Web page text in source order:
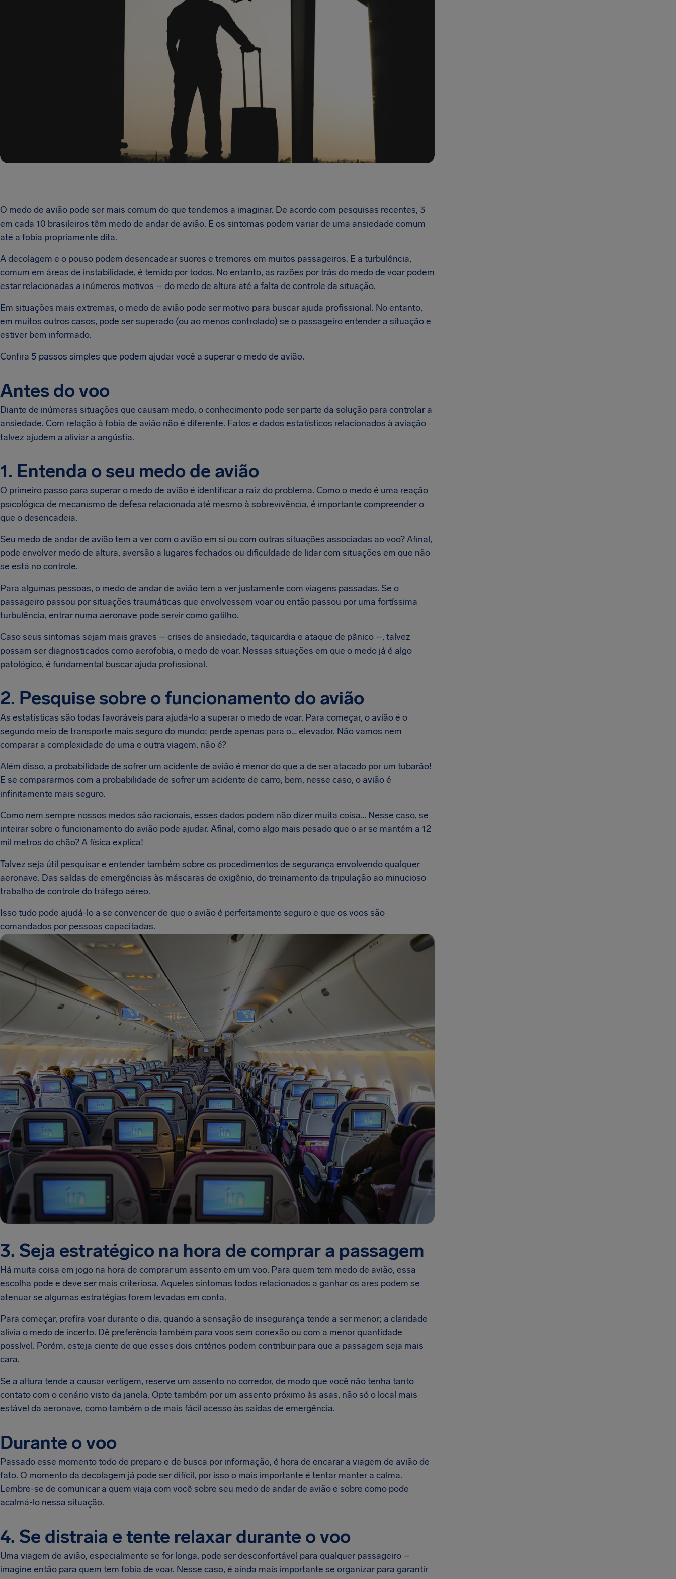
O medo de avião pode ser mais comum do que tendemos a imaginar. De acordo com pesquisas recentes, 3
em cada 10 brasileiros têm medo de andar de avião. E os sintomas podem variar de uma ansiedade comum
até a fobia propriamente dita.
A decolagem e o pouso podem desencadear suores e tremores em muitos passageiros. E a turbulência,
comum em áreas de instabilidade, é temido por todos. No entanto, as razões por trás do medo de voar podem
estar relacionadas a inúmeros motivos – do medo de altura até a falta de controle da situação.
Em situações mais extremas, o medo de avião pode ser motivo para buscar ajuda profissional. No entanto,
em muitos outros casos, pode ser superado (ou ao menos controlado) se o passageiro entender a situação e
estiver bem informado.
Confira 5 passos simples que podem ajudar você a superar o medo de avião.
Antes do voo
Diante de inúmeras situações que causam medo, o conhecimento pode ser parte da solução para controlar a
ansiedade. Com relação à fobia de avião não é diferente. Fatos e dados estatísticos relacionados à aviação
talvez ajudem a aliviar a angústia.
1. Entenda o seu medo de avião
O primeiro passo para superar o medo de avião é identificar a raiz do problema. Como o medo é uma reação
psicológica de mecanismo de defesa relacionada até mesmo à sobrevivência, é importante compreender o
que o desencadeia.
Seu medo de andar de avião tem a ver com o avião em si ou com outras situações associadas ao voo? Afinal,
pode envolver medo de altura, aversão a lugares fechados ou dificuldade de lidar com situações em que não
se está no controle.
Para algumas pessoas, o medo de andar de avião tem a ver justamente com viagens passadas. Se o
passageiro passou por situações traumáticas que envolvessem voar ou então passou por uma fortíssima
turbulência, entrar numa aeronave pode servir como gatilho.
Caso seus sintomas sejam mais graves – crises de ansiedade, taquicardia e ataque de pânico –, talvez
possam ser diagnosticados como aerofobia, o medo de voar. Nessas situações em que o medo já é algo
patológico, é fundamental buscar ajuda profissional.
2. Pesquise sobre o funcionamento do avião
As estatísticas são todas favoráveis para ajudá-lo a superar o medo de voar. Para começar, o avião é o
segundo meio de transporte mais seguro do mundo; perde apenas para o… elevador. Não vamos nem
comparar a complexidade de uma e outra viagem, não é?
Além disso, a probabilidade de sofrer um acidente de avião é menor do que a de ser atacado por um tubarão!
E se compararmos com a probabilidade de sofrer um acidente de carro, bem, nesse caso, o avião é
infinitamente mais seguro.
Como nem sempre nossos medos são racionais, esses dados podem não dizer muita coisa… Nesse caso, se
inteirar sobre o funcionamento do avião pode ajudar. Afinal, como algo mais pesado que o ar se mantém a 12
mil metros do chão? A física explica!
Talvez seja útil pesquisar e entender também sobre os procedimentos de segurança envolvendo qualquer
aeronave. Das saídas de emergências às máscaras de oxigênio, do treinamento da tripulação ao minucioso
trabalho de controle do tráfego aéreo.
Isso tudo pode ajudá-lo a se convencer de que o avião é perfeitamente seguro e que os voos são
comandados por pessoas capacitadas.
3. Seja estratégico na hora de comprar a passagem
Há muita coisa em jogo na hora de comprar um assento em um voo. Para quem tem medo de avião, essa
escolha pode e deve ser mais criteriosa. Aqueles sintomas todos relacionados a ganhar os ares podem se
atenuar se algumas estratégias forem levadas em conta.
Para começar, prefira voar durante o dia, quando a sensação de insegurança tende a ser menor; a claridade
alivia o medo de incerto. Dê preferência também para voos sem conexão ou com a menor quantidade
possível. Porém, esteja ciente de que esses dois critérios podem contribuir para que a passagem seja mais
cara.
Se a altura tende a causar vertigem, reserve um assento no corredor, de modo que você não tenha tanto
contato com o cenário visto da janela. Opte também por um assento próximo às asas, não só o local mais
estável da aeronave, como também o de mais fácil acesso às saídas de emergência.
Durante o voo
Passado esse momento todo de preparo e de busca por informação, é hora de encarar a viagem de avião de
fato. O momento da decolagem já pode ser difícil, por isso o mais importante é tentar manter a calma.
Lembre-se de comunicar a quem viaja com você sobre seu medo de andar de avião e sobre como pode
acalmá-lo nessa situação.
4. Se distraia e tente relaxar durante o voo
Uma viagem de avião, especialmente se for longa, pode ser desconfortável para qualquer passageiro –
imagine então para quem tem fobia de voar. Nesse caso, é ainda mais importante se organizar para garantir